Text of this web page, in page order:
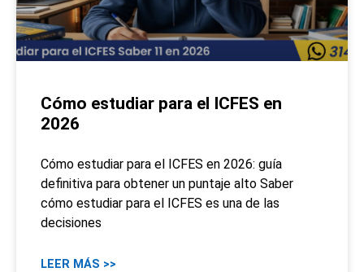
Cómo estudiar para el ICFES en
2026
Cómo estudiar para el ICFES en 2026: guía
definitiva para obtener un puntaje alto Saber
cómo estudiar para el ICFES es una de las
decisiones
LEER MÁS >>